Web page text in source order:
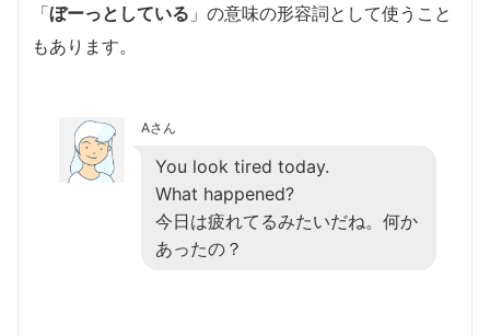
「ぼーっとしている 」の意味の形容詞として使うこと
もあります。
Aさん
You look tired today.
What happened?
今日は疲れてるみたいだね。何か
あったの？